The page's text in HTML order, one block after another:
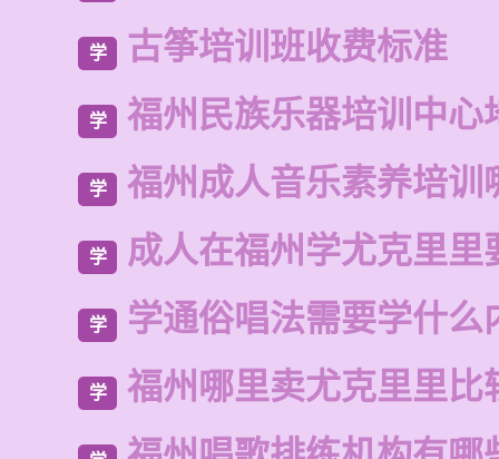
学 古筝培训班收费标准
学 福州民族乐器培训中心
学 福州成人音乐素养培训
学 成人在福州学尤克里里
学 学通俗唱法需要学什么
学 福州哪里卖尤克里里比